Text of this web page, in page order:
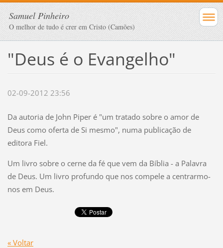
Samuel Pinheiro
O melhor de tudo é crer em Cristo (Camões)
"Deus é o Evangelho"
02-09-2012 23:56
Da autoria de John Piper é "um tratado sobre o amor de
Deus como oferta de Si mesmo", numa publicação de
editora Fiel.
Um livro sobre o cerne da fé que vem da Bíblia - a Palavra
de Deus. Um livro profundo que nos compele a centrarmo-
nos em Deus.
« Voltar